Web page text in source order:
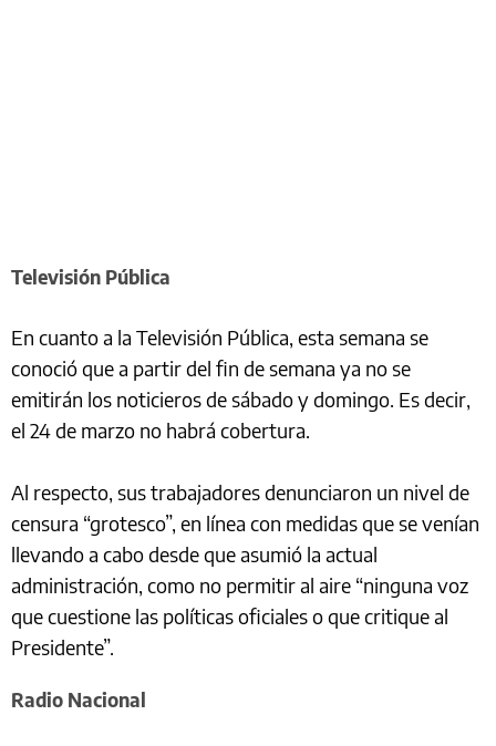
Televisión Pública
En cuanto a la Televisión Pública, esta semana se
conoció que a partir del fin de semana ya no se
emitirán los noticieros de sábado y domingo. Es decir,
el 24 de marzo no habrá cobertura.
Al respecto, sus trabajadores denunciaron un nivel de
censura “grotesco”, en línea con medidas que se venían
llevando a cabo desde que asumió la actual
administración, como no permitir al aire “ninguna voz
que cuestione las políticas oficiales o que critique al
Presidente”.
Radio Nacional